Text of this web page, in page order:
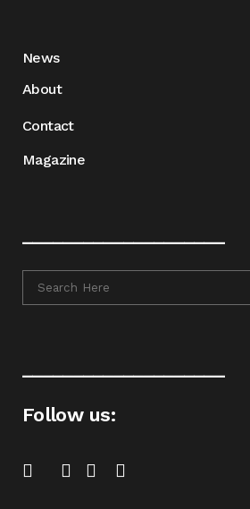
News
About
Contact
Magazine
Follow us: